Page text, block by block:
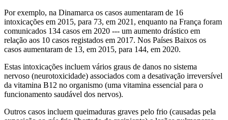
Por exemplo, na Dinamarca os casos aumentaram de 16
intoxicações em 2015, para 73, em 2021, enquanto na França foram
comunicados 134 casos em 2020 --- um aumento drástico em
relação aos 10 casos registados em 2017. Nos Países Baixos os
casos aumentaram de 13, em 2015, para 144, em 2020.
Estas intoxicações incluem vários graus de danos no sistema
nervoso (neurotoxicidade) associados com a desativação irreversível
da vitamina B12 no organismo (uma vitamina essencial para o
funcionamento saudável dos nervos).
Outros casos incluem queimaduras graves pelo frio (causadas pela